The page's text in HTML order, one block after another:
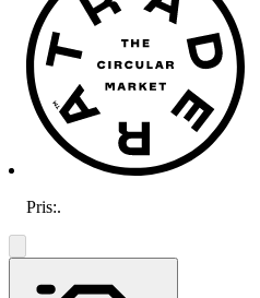
Pris:.